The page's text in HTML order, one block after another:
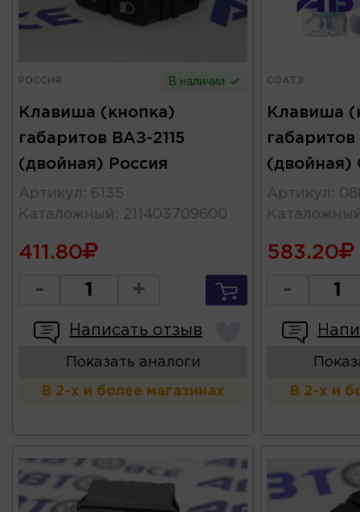
РОССИЯ В наличии
Клавиша (кнопка)
габаритов ВАЗ-2115
(двойная) Россия
Артикул : 6135
Каталожный : 211403709600
411.80
- +
Написать отзыв
Показать аналоги
В 2-х и более магазинах
СОАТЭ
Клавиша
габаритов
(двойная)
Артикул :
583.20
-
В 2-х и